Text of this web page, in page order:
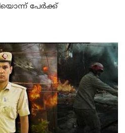
പേർക്ക്